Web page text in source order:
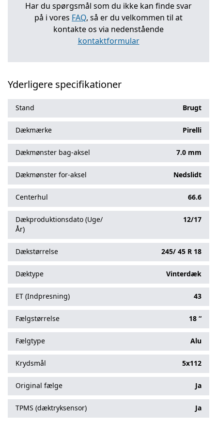
Har du spørgsmål som du ikke kan finde svar
på i vores FAQ, så er du velkommen til at
kontakte os via nedenstående
kontaktformular
Yderligere specifikationer
Stand Brugt
Dækmærke Pirelli
Dækmønster bag-aksel 7.0 mm
Dækmønster for-aksel Nedslidt
Centerhul 66.6
Dækproduktionsdato (Uge/
År)
12/17
Dækstørrelse 245/ 45 R 18
Dæktype Vinterdæk
ET (Indpresning) 43
Fælgstørrelse 18 “
Fælgtype Alu
Krydsmål 5x112
Original fælge Ja
TPMS (dæktryksensor) Ja